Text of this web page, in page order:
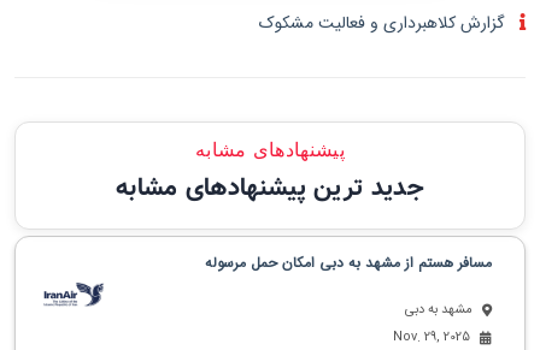
گزارش کلاهبرداری و فعالیت مشکوک
پیشنهادهای مشابه
جدید ترین پیشنهادهای مشابه
مسافر هستم از مشهد به دبی امکان حمل مرسوله
مشهد به دبی
Nov. 29, 2025